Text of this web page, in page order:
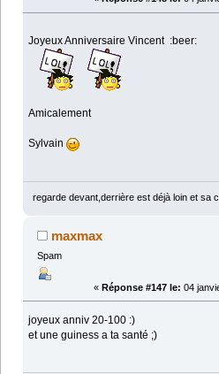
Joyeux Anniversaire Vincent :beer:
Amicalement
Sylvain
regarde devant,derrière est déjà loin et sa
maxmax
Spam
« Réponse #147 le: 04
joyeux anniv 20-100 :)
et une guiness a ta santé ;)